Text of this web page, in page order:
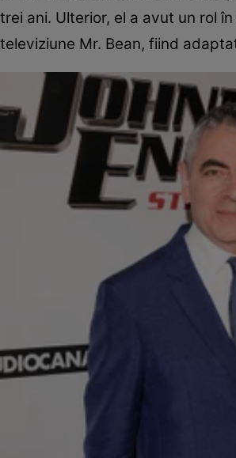
trei ani. Ulterior, el a avut un rol
televiziune Mr. Bean, fiind